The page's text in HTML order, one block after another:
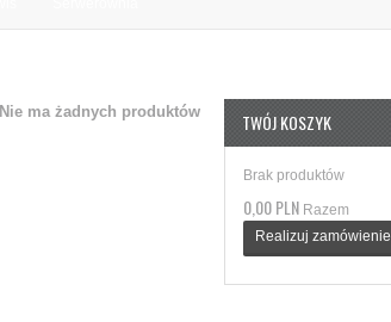
Nie ma żadnych produktów TWÓJ KOSZYK
Brak produktów
0,00 PLN Razem
Realizuj zamówienie